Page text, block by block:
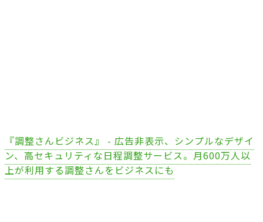
『調整さんビジネス』 - 広告非表示、シンプルなデザイ
ン、高セキュリティな日程調整サービス。月600万人以
上が利用する調整さんをビジネスにも